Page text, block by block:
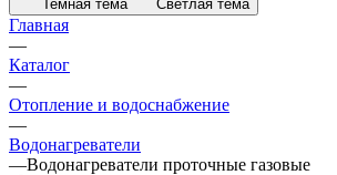
Темная тема Светлая тема
Главная
—
Каталог
—
Отопление и водоснабжение
—
Водонагреватели
—Водонагреватели проточные газовые